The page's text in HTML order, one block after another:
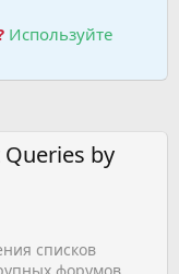
Используйте
by
списков